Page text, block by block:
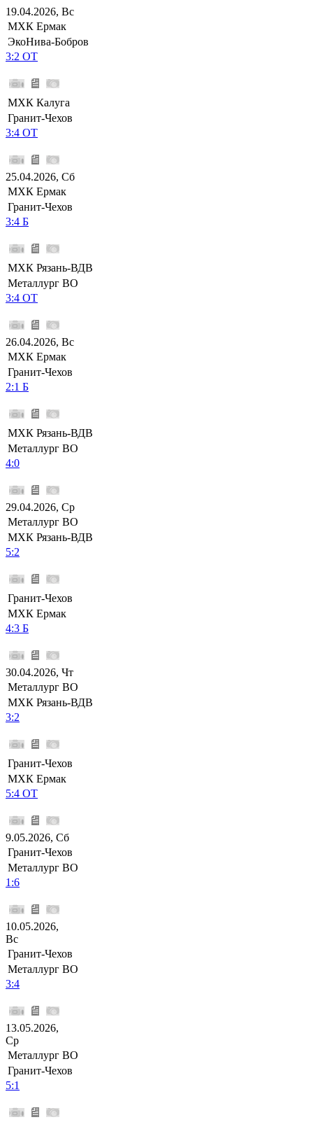
19.04.2026, Вс
МХК Ермак
ЭкоНива-Бобров
3:2 ОТ
МХК Калуга
Гранит-Чехов
3:4 ОТ
25.04.2026, Сб
МХК Ермак
Гранит-Чехов
3:4 Б
МХК Рязань-ВДВ
Металлург ВО
3:4 ОТ
26.04.2026, Вс
МХК Ермак
Гранит-Чехов
2:1 Б
МХК Рязань-ВДВ
Металлург ВО
4:0
29.04.2026, Ср
Металлург ВО
МХК Рязань-ВДВ
5:2
Гранит-Чехов
МХК Ермак
4:3 Б
30.04.2026, Чт
Металлург ВО
МХК Рязань-ВДВ
3:2
Гранит-Чехов
МХК Ермак
5:4 ОТ
9.05.2026, Сб
Гранит-Чехов
Металлург ВО
1:6
10.05.2026,
Вс
Гранит-Чехов
Металлург ВО
3:4
13.05.2026,
Ср
Металлург ВО
Гранит-Чехов
5:1